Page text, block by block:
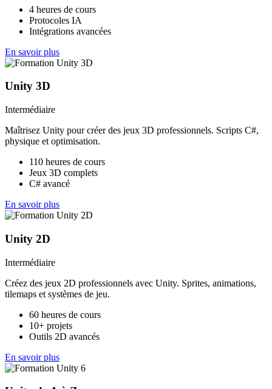
4 heures de cours
Protocoles IA
Intégrations avancées
En savoir plus
Unity 3D
Intermédiaire
Maîtrisez Unity pour créer des jeux 3D professionnels. Scripts C#,
physique et optimisation.
110 heures de cours
Jeux 3D complets
C# avancé
En savoir plus
Unity 2D
Intermédiaire
Créez des jeux 2D professionnels avec Unity. Sprites, animations,
tilemaps et systèmes de jeu.
60 heures de cours
10+ projets
Outils 2D avancés
En savoir plus